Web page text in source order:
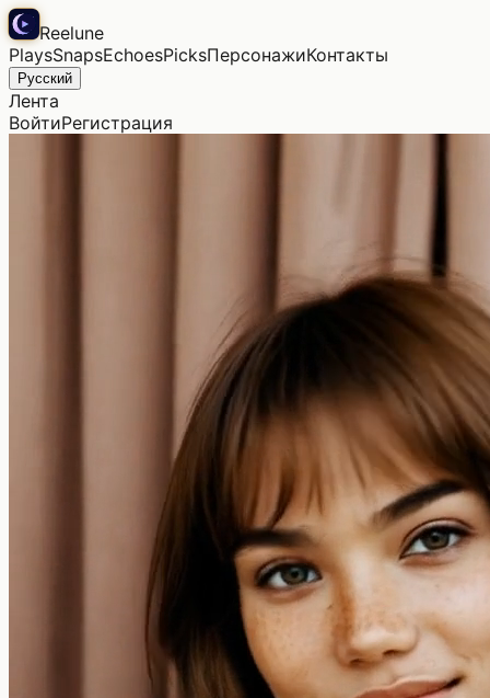
Reelune
PlaysSnapsEchoesPicksПерсонажиКонтакты
Русский
Лента
ВойтиРегистрация